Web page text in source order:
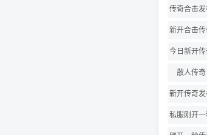
传奇合击
网
新开合击
今日新开
散人传奇
新开传奇
网
私服刚开